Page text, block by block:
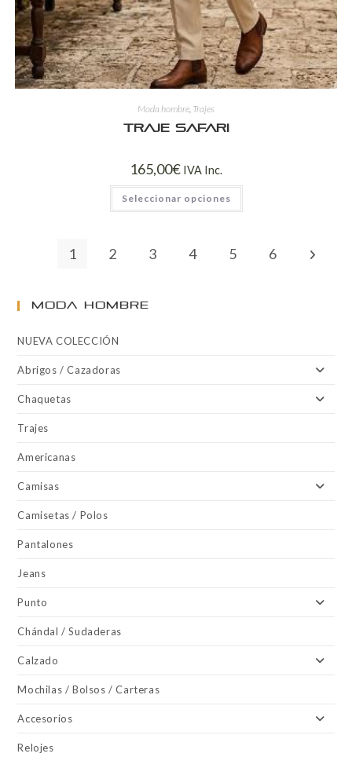
Moda hombre, Trajes
TRAJE SAFARI
165,00€ IVA Inc.
Seleccionar opciones
1 2 3 4 5 6
MODA HOMBRE
NUEVA COLECCIÓN
Abrigos / Cazadoras
Chaquetas
Trajes
Americanas
Camisas
Camisetas / Polos
Pantalones
Jeans
Punto
Chándal / Sudaderas
Calzado
Mochilas / Bolsos / Carteras
Accesorios
Relojes